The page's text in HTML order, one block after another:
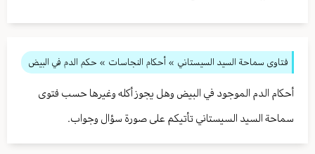
فتاوى سماحة السيد السيستاني » أحكام النجاسات » حكم الدم في البيض
أحكام الدم الموجود في البيض وهل يجوز أكله وغيرها حسب فتوى
سماحة السيد السيستاني تأتيكم على صورة سؤال وجواب.